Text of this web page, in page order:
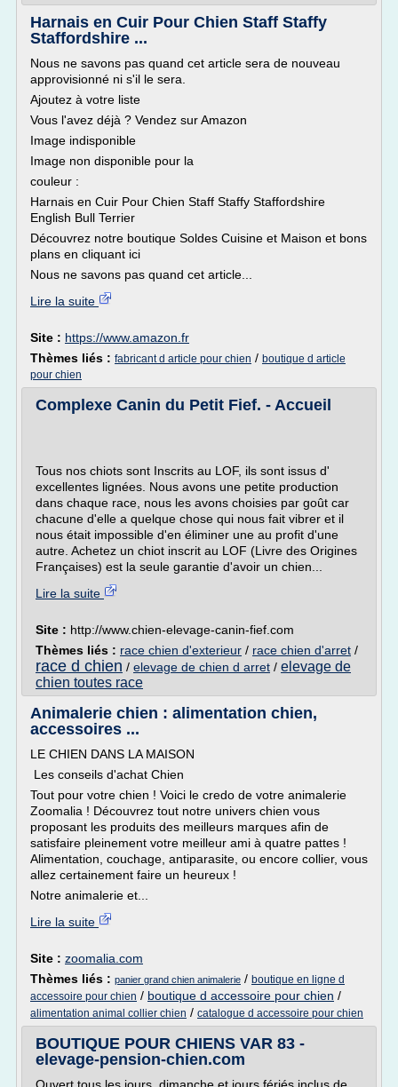
Harnais en Cuir Pour Chien Staff Staffy
Staffordshire ...
Nous ne savons pas quand cet article sera de nouveau
approvisionné ni s'il le sera.
Ajoutez à votre liste
Vous l'avez déjà ? Vendez sur Amazon
Image indisponible
Image non disponible pour la
couleur :
Harnais en Cuir Pour Chien Staff Staffy Staffordshire
English Bull Terrier
Découvrez notre boutique Soldes Cuisine et Maison et bons
plans en cliquant ici
Nous ne savons pas quand cet article...
Lire la suite
Site : https://www.amazon.fr
Thèmes liés : fabricant d article pour chien / boutique d article
pour chien
Complexe Canin du Petit Fief. - Accueil
Tous nos chiots sont Inscrits au LOF, ils sont issus d'
excellentes lignées. Nous avons une petite production
dans chaque race, nous les avons choisies par goût car
chacune d'elle a quelque chose qui nous fait vibrer et il
nous était impossible d'en éliminer une au profit d'une
autre. Achetez un chiot inscrit au LOF (Livre des Origines
Françaises) est la seule garantie d'avoir un chien...
Lire la suite
Site : http://www.chien-elevage-canin-fief.com
Thèmes liés : race chien d'exterieur / race chien d'arret /
race d chien / elevage de chien d arret / elevage de
chien toutes race
Animalerie chien : alimentation chien,
accessoires ...
LE CHIEN DANS LA MAISON
Les conseils d'achat Chien
Tout pour votre chien ! Voici le credo de votre animalerie
Zoomalia ! Découvrez tout notre univers chien vous
proposant les produits des meilleurs marques afin de
satisfaire pleinement votre meilleur ami à quatre pattes !
Alimentation, couchage, antiparasite, ou encore collier, vous
allez certainement faire un heureux !
Notre animalerie et...
Lire la suite
Site : zoomalia.com
Thèmes liés : panier grand chien animalerie / boutique en ligne d
accessoire pour chien / boutique d accessoire pour chien /
alimentation animal collier chien / catalogue d accessoire pour chien
BOUTIQUE POUR CHIENS VAR 83 -
elevage-pension-chien.com